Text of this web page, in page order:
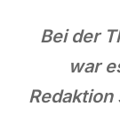
Bei der
war